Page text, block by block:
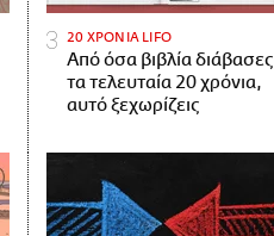
20 ΧΡΟΝΙΑ LIFO
Από όσα βιβλία διάβασες
τα τελευταία 20 χρόνια,
αυτό ξεχωρίζεις